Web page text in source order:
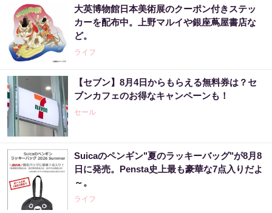
大英博物館日本美術展のクーポン付きステッ
カーを配布中。上野マルイや銀座蔦屋書店な
ど。
ライフ
【セブン】8月4日からもらえる無料券は？セ
ブンカフェのお得なキャンペーンも！
セール
Suicaのペンギン"夏のラッキーバッグ"が8月8
日に発売。Pensta史上最も豪華な7点入りだよ
～。
ライフ